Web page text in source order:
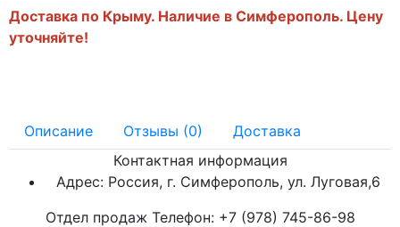
Доставка по Крыму. Наличие в Симферополь. Цену
уточняйте!
Описание Отзывы (0)
Доставка
Контактная информация
Адрес: Россия, г. Симферополь, ул. Луговая,6
Отдел продаж Телефон: +7 (978) 745-86-98